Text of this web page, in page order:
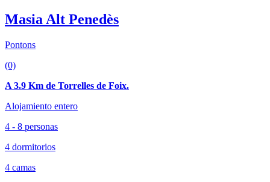
Masia Alt Penedès
Pontons
(0)
A 3.9 Km de Torrelles de Foix.
Alojamiento entero
4 - 8 personas
4 dormitorios
4 camas